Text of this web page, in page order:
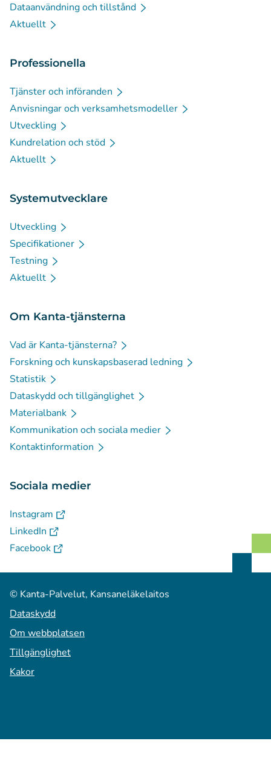
Dataanvändning och tillstånd
Aktuellt
Professionella
Tjänster och införanden
Anvisningar och verksamhetsmodeller
Utveckling
Kundrelation och stöd
Aktuellt
Systemutvecklare
Utveckling
Specifikationer
Testning
Aktuellt
Om Kanta-tjänsterna
Vad är Kanta-tjänsterna?
Forskning och kunskapsbaserad ledning
Statistik
Dataskydd och tillgänglighet
Materialbank
Kommunikation och sociala medier
Kontaktinformation
Sociala medier
Instagram Avautuu uuteen välilehteen
LinkedIn Avautuu uuteen välilehteen
Facebook( Avautuu uuteen välilehteen
© Kanta-Palvelut, Kansaneläkelaitos
Dataskydd
Om webbplatsen
Tillgänglighet
Kakor